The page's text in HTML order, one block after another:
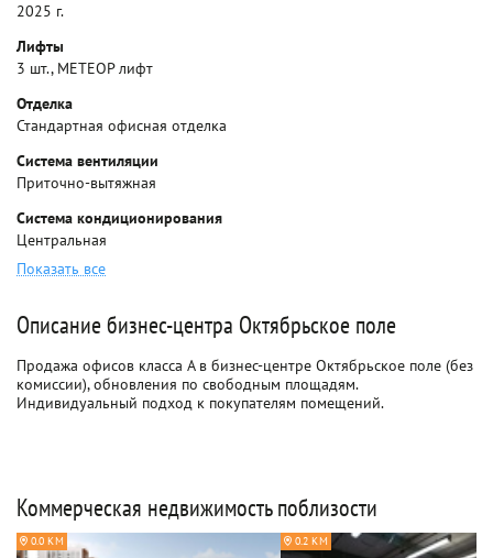
2025 г.
Лифты
3 шт., МЕТЕОР лифт
Отделка
Стандартная офисная отделка
Система вентиляции
Приточно-вытяжная
Система кондиционирования
Центральная
Показать все
Описание бизнес-центра Октябрьское поле
Продажа офисов класса A в бизнес-центре Октябрьское поле (без
комиссии), обновления по свободным площадям.
Индивидуальный подход к покупателям помещений.
Коммерческая недвижимость поблизости
0.0 КМ 0.2 КМ